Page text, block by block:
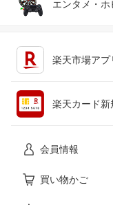
ジュエリー・
パソコン・周
車・バイク
インテリア・
エンタメ・ホ
楽天市場アプ
楽天カード新
会員情報
買い物かご